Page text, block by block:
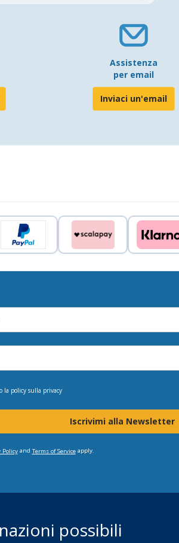
Assistenza
per email
Inviaci un'email
la policy sulla privacy
Iscrivimi alla Newsletter
Policyand Terms of Serviceapply.
possibili